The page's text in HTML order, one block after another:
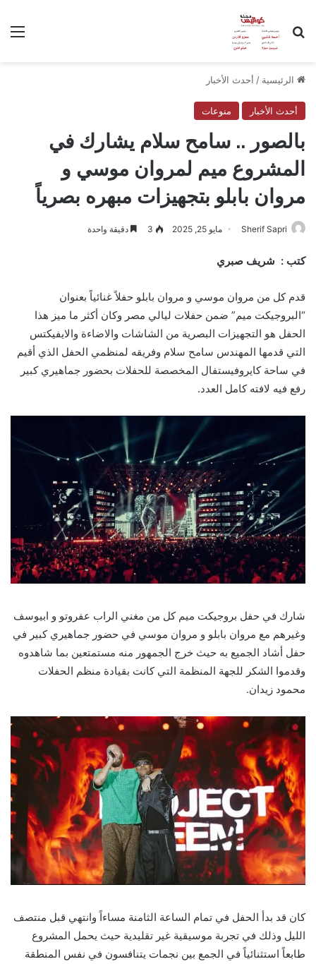
بحث عن
الرئيسية / أحدث الأخبار
أحدث الأخبار منوعات
بالصور .. سامح سلام يشارك في
المشروع ميم لمروان موسي و
مروان بابلو بتجهيزات مبهره بصرياً
Sherif Sapri مايو 25, 2025 3 دقيقة واحدة
كتب : شريف صبري
قدم كل من مروان موسي و مروان بابلو حفلاً غنائياً بعنوان
“البروجيكت ميم” ضمن حفلات ليالي مصر وكان أكثر ما ميز هذا
الحفل هو التجهيزات البصرية من الشاشات والاضاءة والايفيكتس
التي قدمها المهندس سامح سلام وفريقه لمنظمي الحفل الذي أقيم
في ساحة كايروفيستفال المخصصة للحفلات بحضور جماهيري كبير
رفع فيه لافته كامل العدد.
شارك في حفل بروجيكت ميم كل من مغني الراب عفروتو و ابيوسف
وغيرهم مع مروان بابلو و مروان موسي في حضور جماهيري كبير في
حفل أشاد الجميع به حيث خرج الجمهور منه مستمتعين بما شاهدوه
وقدموا الشكر للجهة المنظمة التي كانت بقيادة منظم الحفلات
محمود زيدان.
كان قد بدأ الحفل في تمام الساعة الثامنة مساءاً وانتهي قبل منتصف
الليل وذلك في تجربة موسيقية غير تقليدية حيث يحمل المشروع
طابعاً استثنائياً في الجمع بين نجمات يتنافسون في نفس المنطقة